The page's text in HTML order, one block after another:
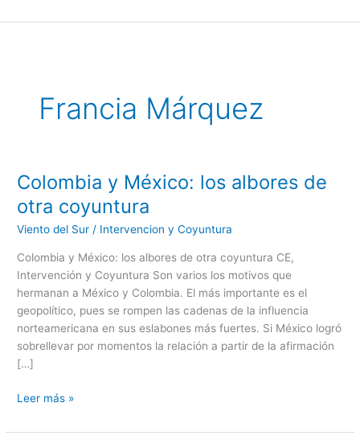
al
Francia Márquez
Colombia y México: los albores de
otra coyuntura
Viento del Sur / Intervencion y Coyuntura
Colombia y México: los albores de otra coyuntura CE,
Intervención y Coyuntura Son varios los motivos que
hermanan a México y Colombia. El más importante es el
geopolítico, pues se rompen las cadenas de la influencia
norteamericana en sus eslabones más fuertes. Si México logró
sobrellevar por momentos la relación a partir de la afirmación
[…]
Colombia
México:
los
Leer más »